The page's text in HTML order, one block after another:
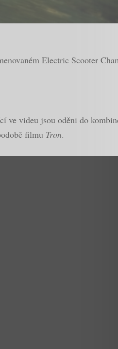
Electric Scooter
ve videu jsou oděni do
filmu Tron.